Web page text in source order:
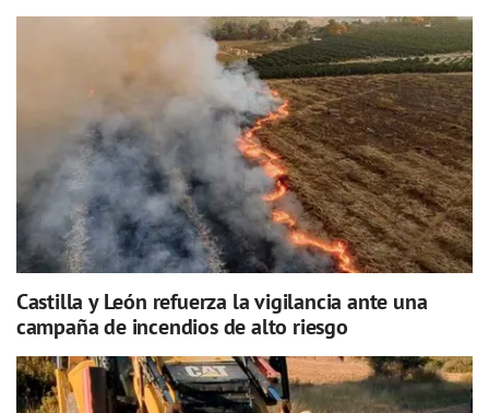
Castilla y León refuerza la vigilancia ante una
campaña de incendios de alto riesgo